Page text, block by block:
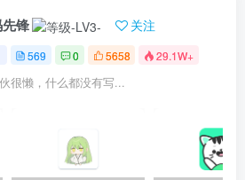
锋 关注
569 0 5658 29.1W+
很懒，什么都没有写...